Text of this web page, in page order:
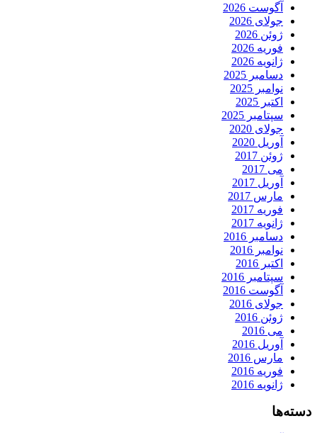
آگوست 2026
جولای 2026
ژوئن 2026
فوریه 2026
ژانویه 2026
دسامبر 2025
نوامبر 2025
اکتبر 2025
سپتامبر 2025
جولای 2020
آوریل 2020
ژوئن 2017
می 2017
آوریل 2017
مارس 2017
فوریه 2017
ژانویه 2017
دسامبر 2016
نوامبر 2016
اکتبر 2016
سپتامبر 2016
آگوست 2016
جولای 2016
ژوئن 2016
می 2016
آوریل 2016
مارس 2016
فوریه 2016
ژانویه 2016
دسته‌ها